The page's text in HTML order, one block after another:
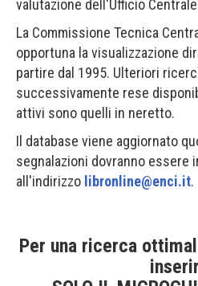
valutazione dell'Ufficio
La Commissione Tecnica
opportuna la visualizzazione
partire dal 1995. Ulteriori
successivamente rese
attivi sono quelli in neretto.
Il database viene aggiornato
segnalazioni dovranno essere
all'indirizzo libronline@enci.it.
Per una ricerca